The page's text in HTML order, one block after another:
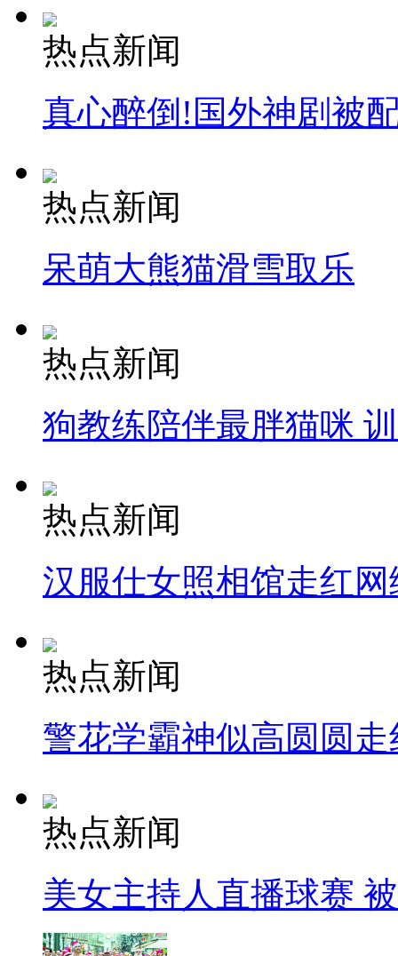
热点新闻
真心醉倒!国外神剧被
热点新闻
呆萌大熊猫滑雪取乐
热点新闻
狗教练陪伴最胖猫咪
热点新闻
汉服仕女照相馆走红网
热点新闻
警花学霸神似高圆圆走
热点新闻
美女主持人直播球赛